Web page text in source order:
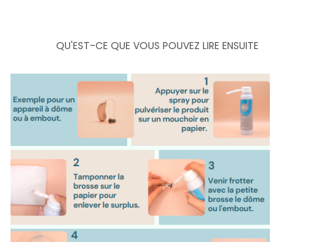
QU'EST-CE QUE VOUS POUVEZ LIRE ENSUITE